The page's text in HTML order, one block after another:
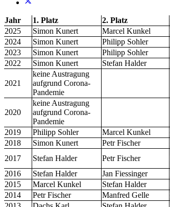
Jahr 1. Platz 2. Platz
2025
Simon Kunert Marcel Kunkel
2024
Simon Kunert Philipp Sohler
2023
Simon Kunert Philipp Sohler
2022
Simon Kunert Stefan Halder
2021
keine Austragung
aufgrund Corona-
Pandemie
2020
keine Austragung
aufgrund Corona-
Pandemie
2019
Philipp Sohler Marcel Kunkel
2018
Simon Kunert Petr Fischer
2017
Stefan Halder Petr Fischer
2016
Stefan Halder Jan Fiessinger
2015
Marcel Kunkel Stefan Halder
2014
Petr Fischer Manfred Gelle